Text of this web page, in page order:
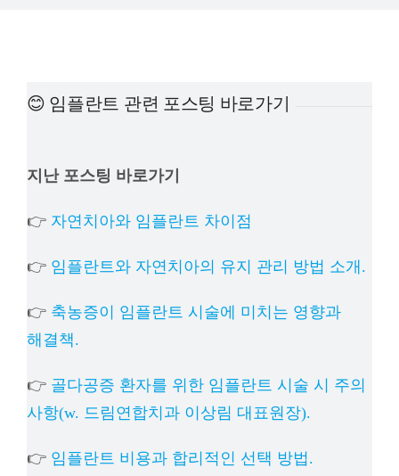
😊 임플란트 관련 포스팅 바로가기
지난 포스팅 바로가기
👉 자연치아와 임플란트 차이점
👉 임플란트와 자연치아의 유지 관리 방법 소개.
👉 축농증이 임플란트 시술에 미치는 영향과
해결책.
👉 골다공증 환자를 위한 임플란트 시술 시 주의
사항(w. 드림연합치과 이상림 대표원장).
👉 임플란트 비용과 합리적인 선택 방법.